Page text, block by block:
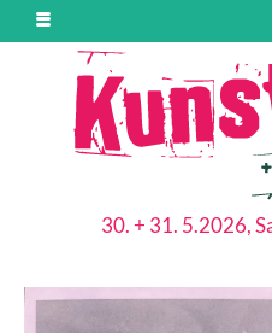
30. + 31. 5.2026,